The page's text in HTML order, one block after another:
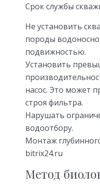
Срок службы
Не установить
породы
подвижностью.
Установить
насос. Это может
строя фильтра.
Нарушать
водоотбору.
Монтаж
bitrix24.ru
Метод